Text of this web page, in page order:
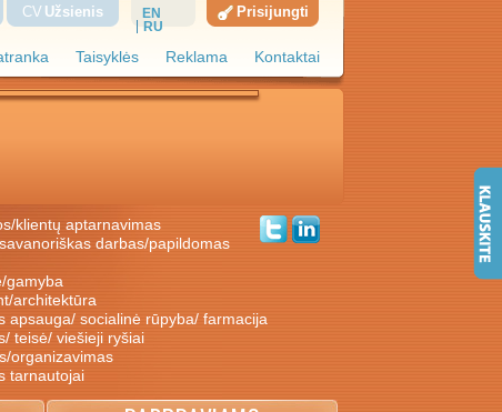
Taisyklės Reklama Kontaktai
CV Užsienis
EN
RU
Prisijungti
klientų aptarnavimas
gamyba
architektūra
apsauga/ socialinė rūpyba/ farmacija
teisė/ viešieji ryšiai
organizavimas
tarnautojai